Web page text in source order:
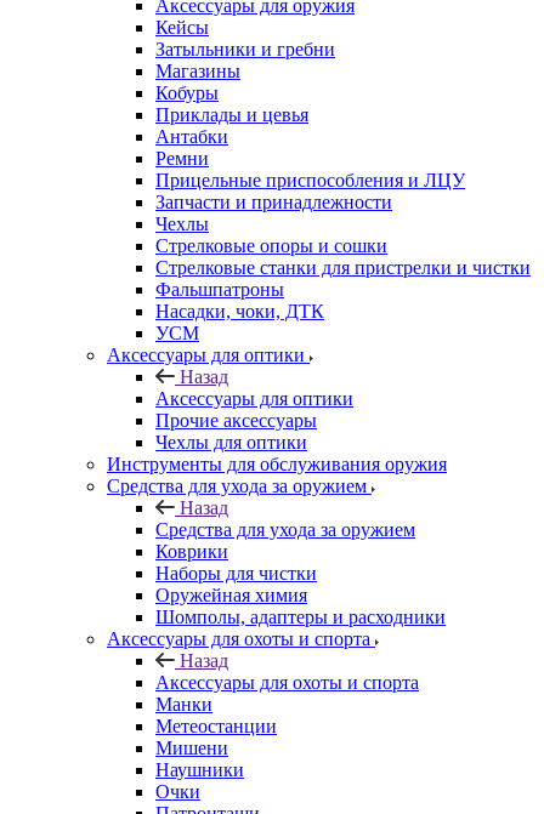
Аксессуары для оружия
Кейсы
Затыльники и гребни
Магазины
Кобуры
Приклады и цевья
Антабки
Ремни
Прицельные приспособления и ЛЦУ
Запчасти и принадлежности
Чехлы
Стрелковые опоры и сошки
Стрелковые станки для пристрелки и чистки
Фальшпатроны
Насадки, чоки, ДТК
УСМ
Аксессуары для оптики
Назад
Аксессуары для оптики
Прочие аксессуары
Чехлы для оптики
Инструменты для обслуживания оружия
Средства для ухода за оружием
Назад
Средства для ухода за оружием
Коврики
Наборы для чистки
Оружейная химия
Шомполы, адаптеры и расходники
Аксессуары для охоты и спорта
Назад
Аксессуары для охоты и спорта
Манки
Метеостанции
Мишени
Наушники
Очки